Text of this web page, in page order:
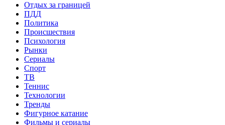
Отдых за границей
ПДД
Политика
Происшествия
Психология
Рынки
Сериалы
Спорт
ТВ
Теннис
Технологии
Тренды
Фигурное катание
Фильмы и сериалы